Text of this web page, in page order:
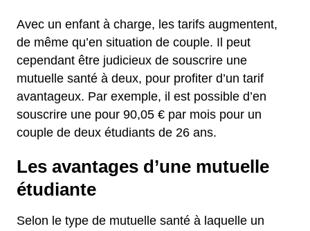
Avec un enfant à charge, les tarifs augmentent,
de même qu’en situation de couple. Il peut
cependant être judicieux de souscrire une
mutuelle santé à deux, pour profiter d’un tarif
avantageux. Par exemple, il est possible d’en
souscrire une pour 90,05 € par mois pour un
couple de deux étudiants de 26 ans.
Les avantages d’une mutuelle
étudiante
Selon le type de mutuelle santé à laquelle un